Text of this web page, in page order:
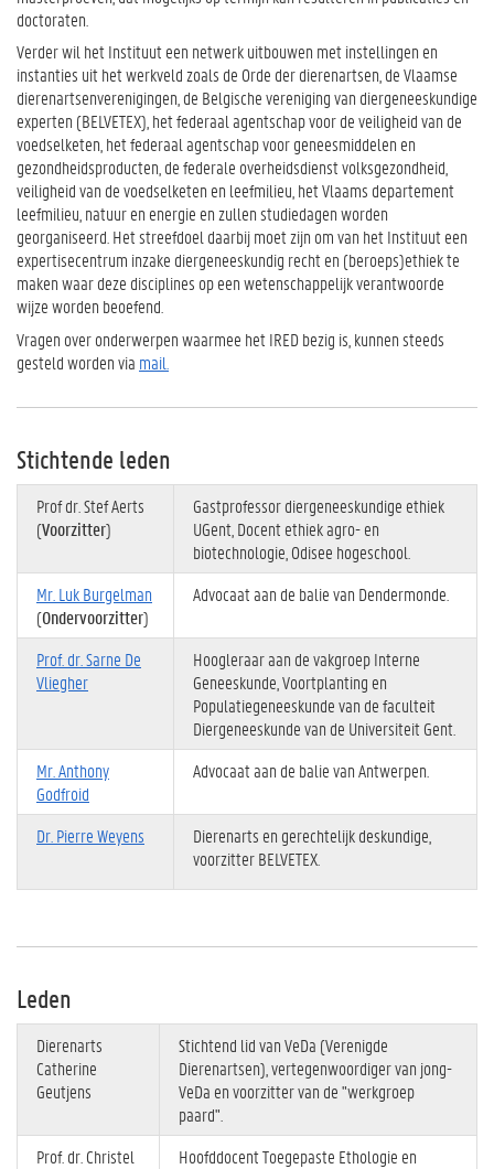
doctoraten.
Verder wil het Instituut een netwerkuitbouwen met instellingen en
instanties uit het werkveld zoals de Orde der dierenartsen, de Vlaamse
dierenartsenverenigingen, de Belgische vereniging van diergeneeskundige
experten (BELVETEX), het federaal agentschap voor de veiligheid van de
voedselketen, het federaal agentschap voor geneesmiddelen en
gezondheidsproducten, de federale overheidsdienst volksgezondheid,
veiligheid van de voedselketen en leefmilieu, het Vlaams departement
leefmilieu, natuur en energie en zullenstudiedagenworden
georganiseerd. Het streefdoel daarbij moet zijn om van het Instituut een
expertisecentrum inzake diergeneeskundig recht en (beroeps)ethiek te
maken waar deze disciplines op een wetenschappelijk verantwoorde
wijze worden beoefend.
Vragen over onderwerpen waarmee het IRED bezig is, kunnen steeds
gesteld worden via mail
Stichtende leden
Prof dr. Stef Aerts
(Voorzitter)
Gastprofessor diergeneeskundige ethiek
UGent, Docent ethiek agro- en
biotechnologie, Odisee hogeschool.
Mr. Luk Burgelman
(Ondervoorzitter)
Advocaat aan de balie van Dendermonde.
Prof. dr. Sarne De
Vliegher
Hoogleraar aan de vakgroep Interne
Geneeskunde, Voortplanting en
Populatiegeneeskunde van de faculteit
Diergeneeskunde van de Universiteit Gent.
Mr. Anthony
Godfroid
Advocaat aan de balie van Antwerpen.
Dr. Pierre Weyens
Dierenarts en gerechtelijk deskundige,
voorzitter BELVETEX.
Leden
Dierenarts
Catherine
Geutjens
Stichtend lid van VeDa (Verenigde
Dierenartsen), vertegenwoordiger van jong-
VeDa en voorzitter van de "werkgroep
paard".
Prof. dr. Christel
Hoofddocent Toegepaste Ethologie en